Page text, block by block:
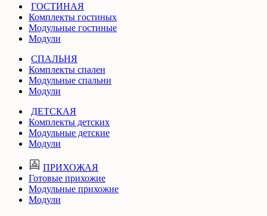
ГОСТИНАЯ
Комплекты гостиных
Модульные гостиные
Модули
СПАЛЬНЯ
Комплекты спален
Модульные спальни
Модули
ДЕТСКАЯ
Комплекты детских
Модульные детские
Модули
ПРИХОЖАЯ
Готовые прихожие
Модульные прихожие
Модули